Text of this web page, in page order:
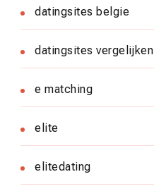
datingsites belgie
datingsites vergelijken
e matching
elite
elitedating